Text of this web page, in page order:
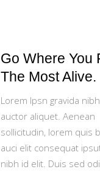
Go Where You
The Most Alive.
Lorem Ipsn gravida
auctor aliquet. Aenean
sollicitudin, lorem quis
auci elit consequat
nibh id elit. Duis sed